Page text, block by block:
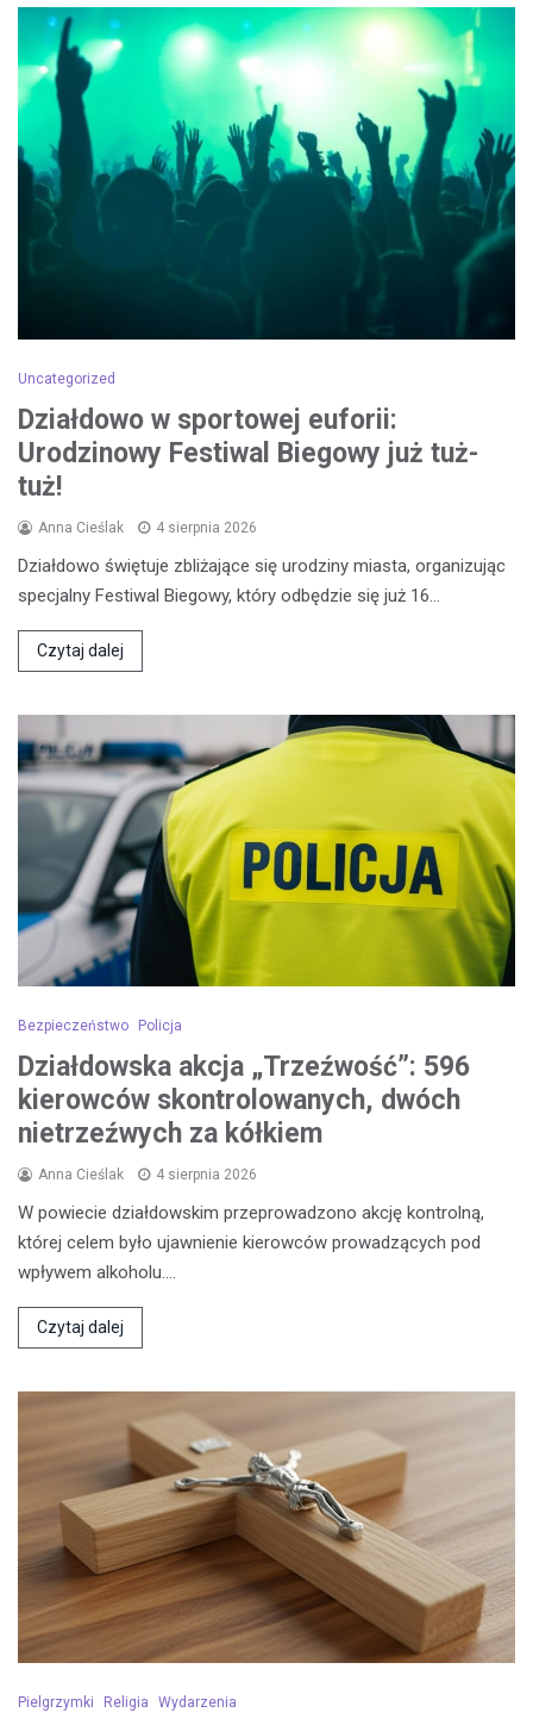
Uncategorized
Działdowo w sportowej euforii:
Urodzinowy Festiwal Biegowy już tuż-
tuż!
Anna Cieślak 4 sierpnia 2026
Działdowo świętuje zbliżające się urodziny miasta, organizując
specjalny Festiwal Biegowy, który odbędzie się już 16…
Czytaj dalej
Bezpieczeństwo Policja
Działdowska akcja „Trzeźwość”: 596
kierowców skontrolowanych, dwóch
nietrzeźwych za kółkiem
Anna Cieślak 4 sierpnia 2026
W powiecie działdowskim przeprowadzono akcję kontrolną,
której celem było ujawnienie kierowców prowadzących pod
wpływem alkoholu.…
Czytaj dalej
Pielgrzymki Religia Wydarzenia